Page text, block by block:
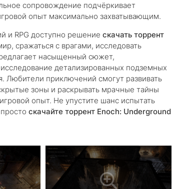
сопровождение подчёркивает
опыт максимально захватывающим.
и RPG доступно решение скачать торрент
сражаться с врагами, исследовать
насыщенный сюжет,
детализированных подземных
Любители приключений смогут развивать
зоны и раскрывать мрачные тайны
опыт. Не упустите шанс испытать
скачайте торрент Enoch: Underground